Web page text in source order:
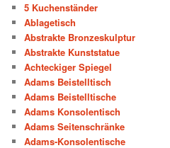
5 Kuchenständer
Ablagetisch
Abstrakte Bronzeskulptur
Abstrakte Kunststatue
Achteckiger Spiegel
Adams Beistelltisch
Adams Beistelltische
Adams Konsolentisch
Adams Seitenschränke
Adams-Konsolentische